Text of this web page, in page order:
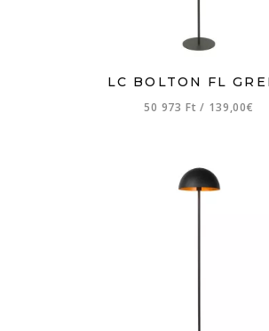
LC BOLTON FL
50 973 Ft/ 139,00€